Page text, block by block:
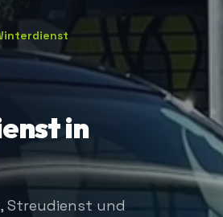
in
Streudienst und